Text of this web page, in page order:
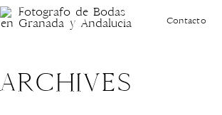
Contacto
ARCHIVES